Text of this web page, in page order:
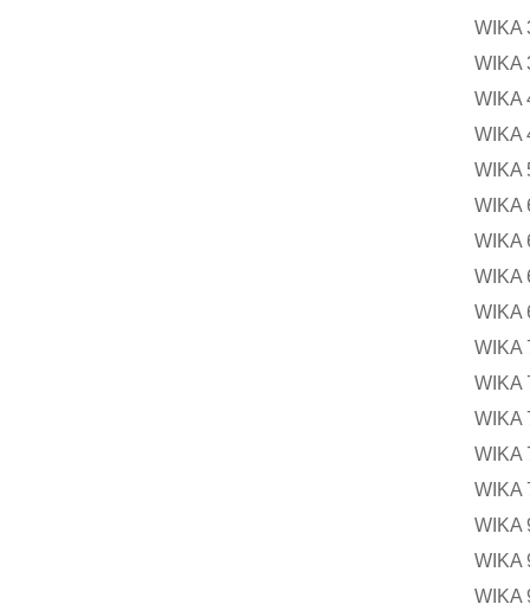
WIKA
WIKA
WIKA
WIKA
WIKA
WIKA
WIKA
WIKA
WIKA
WIKA
WIKA
WIKA
WIKA
WIKA
WIKA
WIKA
WIKA